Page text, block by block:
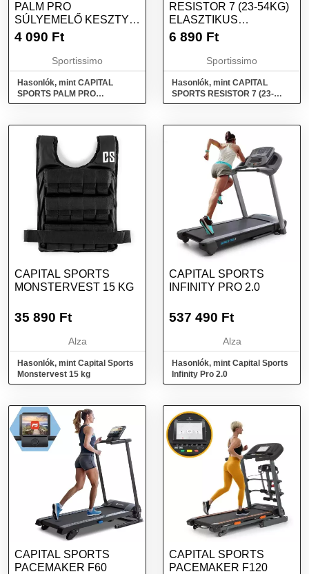
PALM PRO
SÚLYEMELŐ KESZTYŰ,
FEKETE, MÉRET
4 090 Ft
Sportissimo
Hasonlók, mint CAPITAL
SPORTS PALM PRO
Súlyemelő kesztyű, fekete,
RESISTOR 7 (23-54KG)
ELASZTIKUS
GUMISZALAG, ZÖLD,
6 890 Ft
Sportissimo
Hasonlók, mint CAPITAL
SPORTS RESISTOR 7 (23-
54kg) Elasztikus gumiszalag,
CAPITAL SPORTS
MONSTERVEST 15 KG
35 890 Ft
Alza
Hasonlók, mint Capital Sports
Monstervest 15 kg
CAPITAL SPORTS
INFINITY PRO 2.0
537 490 Ft
Alza
Hasonlók, mint Capital Sports
Infinity Pro 2.0
CAPITAL SPORTS
PACEMAKER F60
CAPITAL SPORTS
PACEMAKER F120